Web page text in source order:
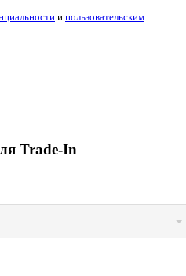
и пользовательским
Trade-In